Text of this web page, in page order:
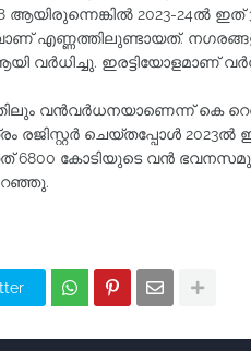
ആയിരുന്നെങ്കില്‍ 2023-24ല്‍ ഇത്
എണ്ണത്തിലുണ്ടായത്.
വര്‍ധിച്ചു. ഇരട്ടിയോളമാണ്
വന്‍വര്‍ധനയാണെന്ന്
രജിസ്റ്റര്‍ ചെയ്തപ്പോള്‍
6800 കോടിയുടെ വന്‍